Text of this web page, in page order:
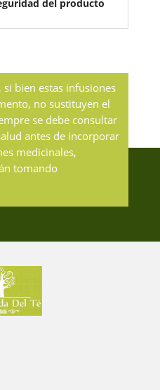
del producto
si bien estas infusiones
no sustituyen el
se debe consultar
antes de incorporar
medicinales,
tomando